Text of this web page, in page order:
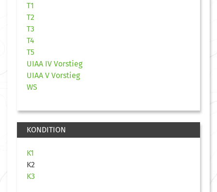
T1
T2
T3
T4
T5
UIAA IV Vorstieg
UIAA V Vorstieg
WS
KONDITION
K1
K2
K3